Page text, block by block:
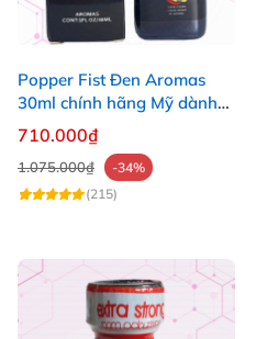
Popper Fist Đen Aromas
30ml chính hãng Mỹ dành
cho Top Bot
710.000₫
1.075.000₫
-34%
(215)